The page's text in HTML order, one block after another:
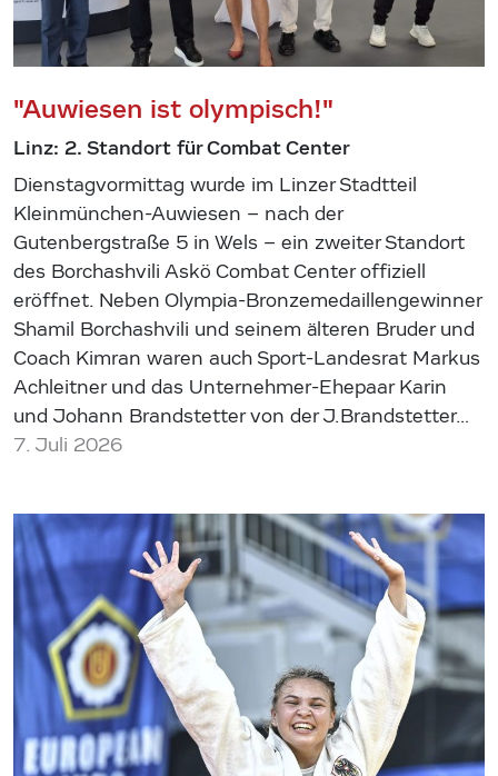
"Auwiesen ist olympisch!"
Linz: 2. Standort für Combat Center
Dienstagvormittag wurde im Linzer Stadtteil
Kleinmünchen-Auwiesen – nach der
Gutenbergstraße 5 in Wels – ein zweiter Standort
des Borchashvili Askö Combat Center offiziell
eröffnet. Neben Olympia-Bronzemedaillengewinner
Shamil Borchashvili und seinem älteren Bruder und
Coach Kimran waren auch Sport-Landesrat Markus
Achleitner und das Unternehmer-Ehepaar Karin
und Johann Brandstetter von der J.Brandstetter…
7. Juli 2026